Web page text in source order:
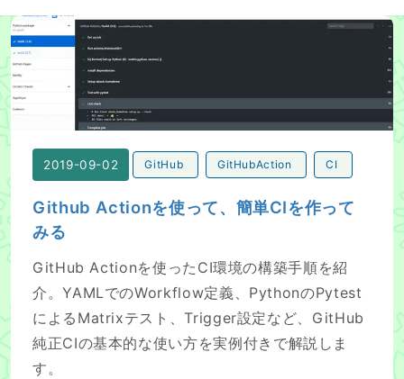
Github Actionを使って、簡単CIを作ってみる
2019-09-02 GitHub GitHubAction CI
Github Actionを使って、簡単CIを作って
みる
GitHub Actionを使ったCI環境の構築手順を紹
介。YAMLでのWorkflow定義、PythonのPytest
によるMatrixテスト、Trigger設定など、GitHub
純正CIの基本的な使い方を実例付きで解説しま
す。